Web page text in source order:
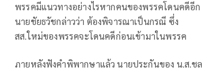
พรรคมีแนวทางอย่างไรหากคนของพรรคโดนคดีอีก
นายชัยธวัชกล่าวว่า ต้องพิจารณาเป็นกรณี ซึ่ง
สส.ใหม่ของพรรคจะโดนคดีก่อนเข้ามาในพรรค
ภายหลังฟังคำพิพากษาแล้ว นายประกันของ น.ส.ชล